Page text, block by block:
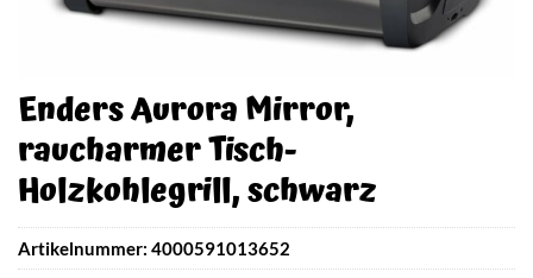
Enders Aurora Mirror,
raucharmer Tisch-
Holzkohlegrill, schwarz
Artikelnummer: 4000591013652